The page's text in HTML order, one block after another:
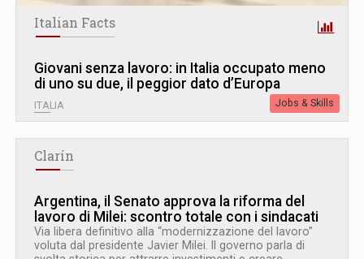
Italian Facts
Giovani senza lavoro: in Italia occupato meno
di uno su due, il peggior dato d’Europa
ITALIA Jobs & Skills
Clarín
Argentina, il Senato approva la riforma del
lavoro di Milei: scontro totale con i sindacati
Via libera definitivo alla “modernizzazione del lavoro”
voluta dal presidente Javier Milei. Il governo parla di